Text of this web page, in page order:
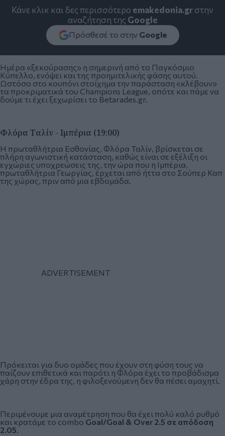
Κάνε κλικ και δες περισσότερο emakedonia.grστην
αναζήτηση της Google
Πρόσθεσέ το στην Google
Ημέρα «ξεκούρασης» η σημερινή από το Παγκόσμιο
Κύπελλο, ενόψει και της προημιτελικής φάσης αυτού.
Ωστόσο στο κουπόνι στοίχημα την παράσταση «κλέβουν»
τα προκριματικά του Champions League, οπότε και πάμε να
δούμε τι έχει ξεχωρίσει το Betarades.gr.
Φλόρα Ταλίν - Ιμπέρια (19:00)
Η πρωταθλήτρια Εσθονίας, Φλόρα Ταλίν, βρίσκεται σε
πλήρη αγωνιστική κατάσταση, καθώς είναι σε εξέλιξη οι
εγχώριες υποχρεώσεις της, την ώρα που η Ιμπέρια,
πρωταθλήτρια Γεωργίας, έρχεται από ήττα στο Σούπερ Καπ
της χώρας, πριν από μια εβδομάδα.
Πρόκειται για δυο ομάδες που έχουν στη φύση τους να
παίζουν επιθετικά και παρότι η Φλόρα έχει το προβάδισμα
χάρη στην έδρα της, η φιλοξενούμενη δεν θα πέσει αμαχητί.
Περιμένουμε μια αναμέτρηση που θα έχει πολύ καλό ρυθμό
και κρατάμε το combo Goal/Goal & Over 2.5 σε απόδοση
2.05.